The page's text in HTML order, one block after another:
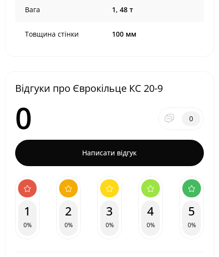
Вага 1, 48 т
Товщина стінки 100 мм
Відгуки про Єврокільце КС 20-9
0 0
Написати відгук
1
0%
2
0%
3
0%
4
0%
5
0%